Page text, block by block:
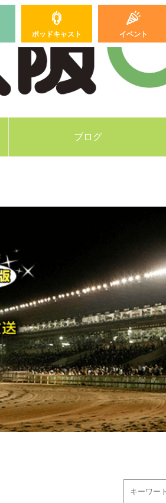
ポッドキャスト イベント
ブログ